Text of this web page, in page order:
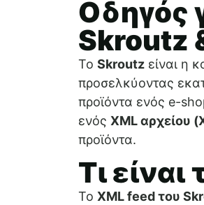
Οδηγός
Skroutz
Το Skroutz είναι η
προσελκύοντας
προϊόντα ενός e-
ενός XML αρχείου
προϊόντα.
Τι
Το XML feed του